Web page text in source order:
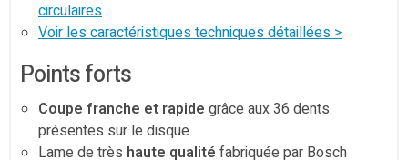
circulaires
Voir les caractéristiques techniques détaillées >
Points forts
Coupe franche et rapide grâce aux 36 dents
présentes sur le disque
Lame de très haute qualité fabriquée par Bosch